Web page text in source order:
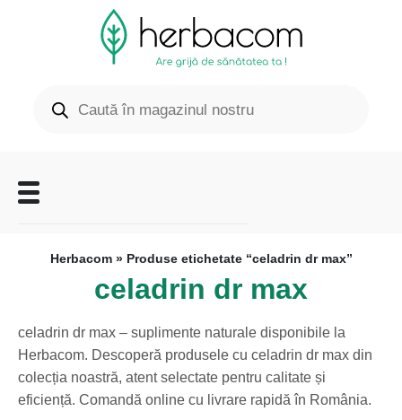
Herbacom» Produse etichetate “celadrin dr max”
celadrin dr max
celadrin dr max – suplimente naturale disponibile la
Herbacom. Descoperă produsele cu celadrin dr max din
colecția noastră, atent selectate pentru calitate și
eficiență. Comandă online cu livrare rapidă în România.